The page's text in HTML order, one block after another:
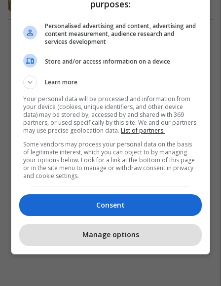
Muzikë 25/03/2019
1
purposes:
Personalised advertising and content, advertising and
content measurement, audience research and
services development
Store and/or access information on a device
Learn more
Your personal data will be processed and information from
your device (cookies, unique identifiers, and other device
data) may be stored by, accessed by and shared with 369
partners, or used specifically by this site. We and our partners
may use precise geolocation data. List of partners.
Some vendors may process your personal data on the basis
of legitimate interest, which you can object to by managing
your options below. Look for a link at the bottom of this page
or in the site menu to manage or withdraw consent in privacy
and cookie settings.
Consent
Manage options